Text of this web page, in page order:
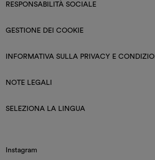
RESPONSABILITÀ SOCIALE
GESTIONE DEI COOKIE
INFORMATIVA SULLA PRIVACY E
NOTE LEGALI
SELEZIONA LA LINGUA
Instagram